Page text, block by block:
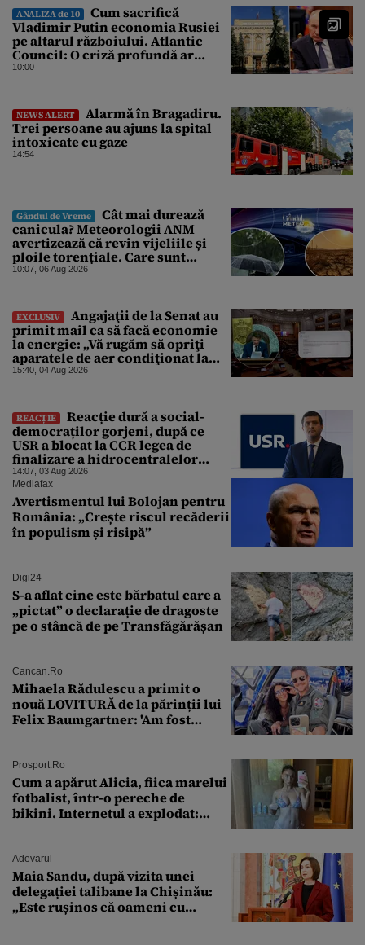
ANALIZA de 10
Cum sacrifică
Vladimir Putin economia Rusiei
pe altarul războiului. Atlantic
Council: O criză profundă ar
putea forța Kremlinul să apeleze
10:00
NEWS ALERT
Alarmă în Bragadiru.
Trei persoane au ajuns la spital
intoxicate cu gaze
14:54
Gândul de Vreme
Cât mai durează
canicula? Meteorologii ANM
avertizează că revin vijeliile și
ploile torențiale. Care sunt
zonele vizate, începând chiar de
10:07, 06 Aug 2026
EXCLUSIV
Angajaţii de la Senat au
primit mail ca să facă economie
la energie: „Vă rugăm să opriţi
aparatele de aer condiţionat la
sfârşitul programului”
15:40, 04 Aug 2026
REACȚIE
Reacție dură a social-
democraților gorjeni, după ce
USR a blocat la CCR legea de
finalizare a hidrocentralelor
abandonate. „Nu ne-ar surprinde
dacă Miruță și USR ar acuza PSD și
de faptul că asupra Europei s-a
abătut o cupolă de foc”
14:07, 03 Aug 2026
Mediafax
Avertismentul lui Bolojan pentru
România: „Crește riscul recăderii
în populism și risipă”
Digi24
S-a aflat cine este bărbatul care a
„pictat” o declarație de dragoste
pe o stâncă de pe Transfăgărășan
Cancan.ro
Mihaela Rădulescu a primit o
nouă LOVITURĂ de la părinții lui
Felix Baumgartner: 'Am fost
Prosport.ro
Cum a apărut Alicia, fiica marelui
fotbalist, într-o pereche de
bikini. Internetul a explodat:
Adevarul
Maia Sandu, după vizita unei
delegației talibane la Chișinău:
„Este rușinos că oameni cu